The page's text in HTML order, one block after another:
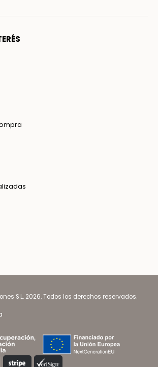
S.L. 2026. Todos los derechos reservados.